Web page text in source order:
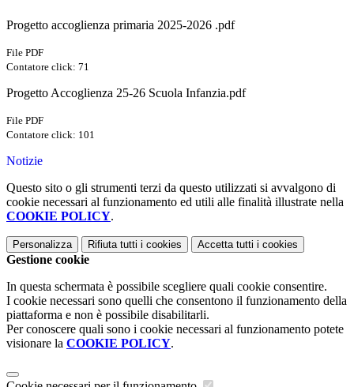
Progetto accoglienza primaria 2025-2026 .pdf
File PDF
Contatore click: 71
Progetto Accoglienza 25-26 Scuola Infanzia.pdf
File PDF
Contatore click: 101
Notizie
Questo sito o gli strumenti terzi da questo utilizzati si avvalgono di
cookie necessari al funzionamento ed utili alle finalità illustrate nella
COOKIE POLICY.
Personalizza Rifiuta tutti i cookies Accetta tutti i cookies
Gestione cookie
In questa schermata è possibile scegliere quali cookie consentire.
I cookie necessari sono quelli che consentono il funzionamento della
piattaforma e non è possibile disabilitarli.
Per conoscere quali sono i cookie necessari al funzionamento potete
visionare la COOKIE POLICY.